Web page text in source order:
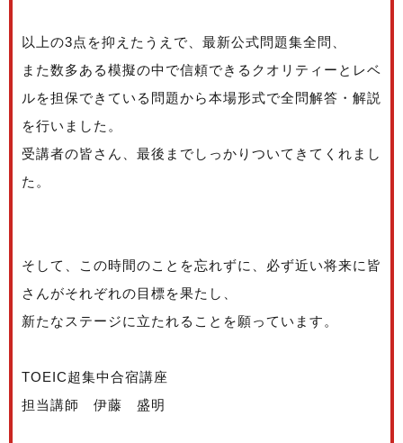
以上の3点を抑えたうえで、最新公式問題集全問、
また数多ある模擬の中で信頼できるクオリティーとレベ
ルを担保できている問題から本場形式で全問解答・解説
を行いました。
受講者の皆さん、最後までしっかりついてきてくれまし
た。
そして、この時間のことを忘れずに、必ず近い将来に皆
さんがそれぞれの目標を果たし、
新たなステージに立たれることを願っています。
TOEIC超集中合宿講座
担当講師 伊藤 盛明